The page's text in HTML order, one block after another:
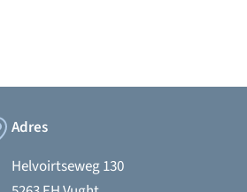
Adres
Helvoirtseweg 130